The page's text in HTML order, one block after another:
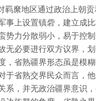
羁縻地区通过政治上朝
事上设置镇砦，建立成
势力分散弱小，易于控
无必要进行双方议界，划
，省熟疆界形态虽是模
于省熟交界民众而言，
系，并无政治疆界意识